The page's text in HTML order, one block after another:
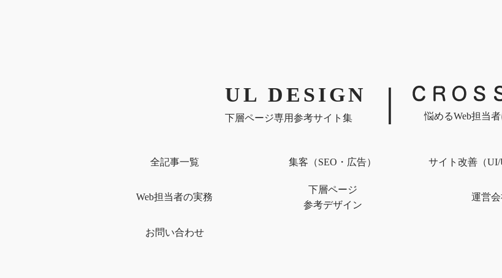
UL DESIGN
下層ページ専用参考サイト集 悩めるWeb担当
全記事一覧 集客（SEO・広告） サイト改善（UI/
Web担当者の実務
下層ページ
参考デザイン
運営
お問い合わせ